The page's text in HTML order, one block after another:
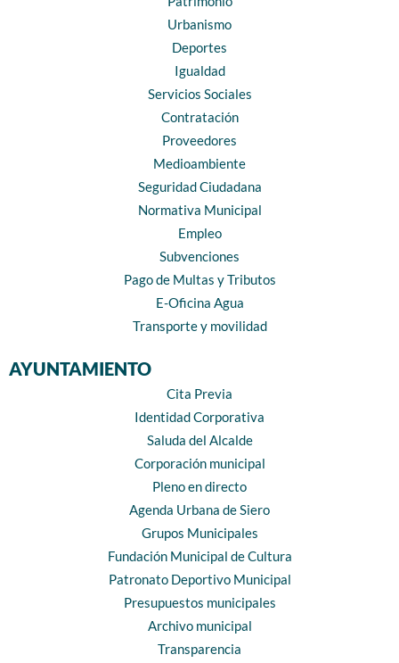
Urbanismo
Deportes
Igualdad
Servicios Sociales
Contratación
Proveedores
Medioambiente
Seguridad Ciudadana
Normativa Municipal
Empleo
Subvenciones
Pago de Multas y Tributos
E-Oficina Agua
Transporte y movilidad
AYUNTAMIENTO
Cita Previa
Identidad Corporativa
Saluda del Alcalde
Corporación municipal
Pleno en directo
Agenda Urbana de Siero
Grupos Municipales
Fundación Municipal de Cultura
Patronato Deportivo Municipal
Presupuestos municipales
Archivo municipal
Transparencia